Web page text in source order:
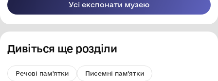
Усі експонати музею
Дивіться ще розділи
Речові пам'ятки Писемні пам'ятки